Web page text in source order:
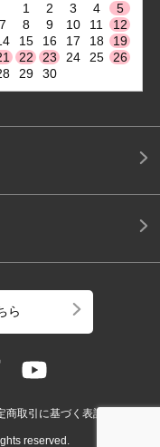
1
2 3 4
5
7 8 9 10 11
12
15 16 17 18
19
22 23 24 25
26
29 30
ら
商取引に基づく表記
reserved.